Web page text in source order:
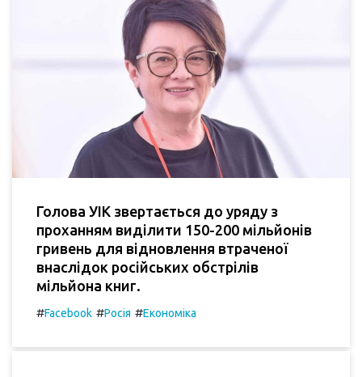
Голова УІК звертається до уряду з
проханням виділити 150-200 мільйонів
гривень для відновлення втраченої
внаслідок російських обстрілів
мільйона книг.
#Facebook #Росія #Економіка